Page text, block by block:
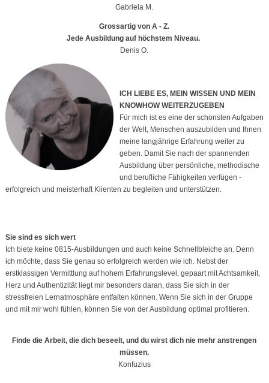
Gabriela M.
Grossartig von A - Z.
Jede Ausbildung auf höchstem Niveau.
Denis O.
ICH LIEBE ES, MEIN WISSEN UND MEIN
KNOWHOW WEITERZUGEBEN
Für mich ist es eine der schönsten Aufgaben
der Welt, Menschen auszubilden und Ihnen
meine langjährige Erfahrung weiter zu
geben. Damit Sie nach der spannenden
Ausbildung über persönliche, methodische
und berufliche Fähigkeiten verfügen -
erfolgreich und meisterhaft Klienten zu begleiten und unterstützen.
Sie sind es sich wert
Ich biete keine 0815-Ausbildungen und auch keine Schnellbleiche an. Denn
ich möchte, dass Sie genau so erfolgreich werden wie ich. Nebst der
erstklassigen Vermittlung auf hohem Erfahrungslevel, gepaart mit Achtsamkeit,
Herz und Authentizität liegt mir besonders daran, dass Sie sich in der
stressfreien Lernatmosphäre entfalten können. Wenn Sie sich in der Gruppe
und mit mir wohl fühlen, können Sie von der Ausbildung optimal profitieren.
Finde die Arbeit, die dich beseelt, und du wirst dich nie mehr anstrengen
müssen.
Konfuzius